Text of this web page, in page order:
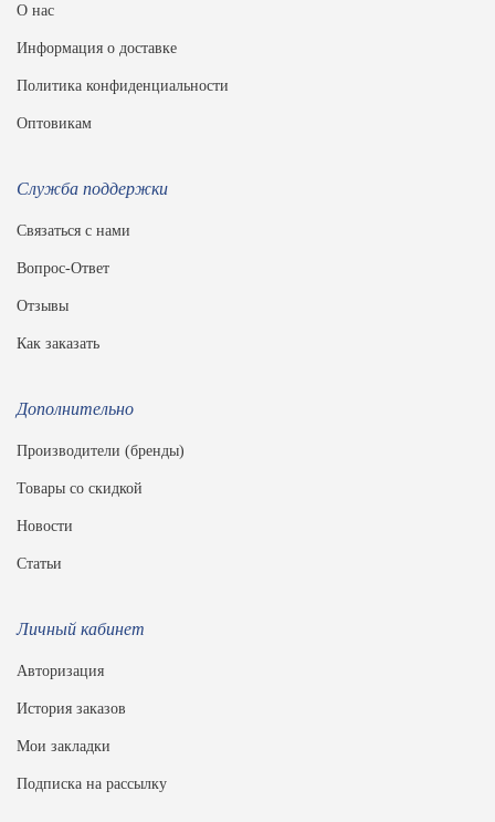
О нас
Информация о доставке
Политика конфиденциальности
Оптовикам
Служба поддержки
Связаться с нами
Вопрос-Ответ
Отзывы
Как заказать
Дополнительно
Производители (бренды)
Товары со скидкой
Новости
Статьи
Личный кабинет
Авторизация
История заказов
Мои закладки
Подписка на рассылку